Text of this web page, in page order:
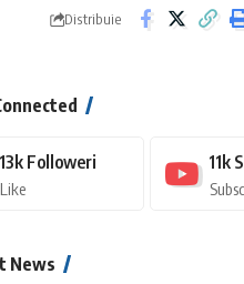
Distribuie
13k Followeri
Like
11k
News